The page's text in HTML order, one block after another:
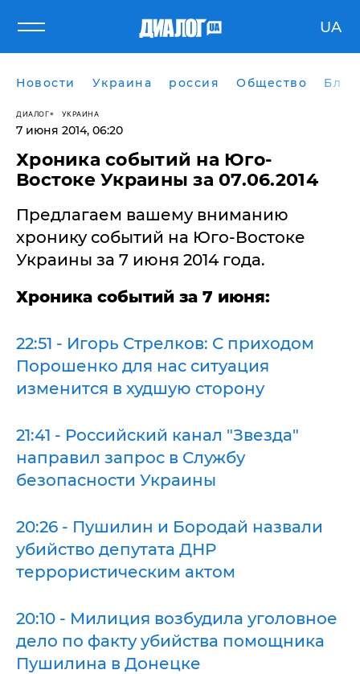
UA
Новости Украина россия Общество
ДИАЛОГ УКРАИНА
7 июня 2014, 06:20
Хроника событий на Юго-
Востоке Украины за 07.06.2014
Предлагаем вашему вниманию
хронику событий на Юго-Востоке
Украины за 7 июня 2014 года.
Хроника событий за 7 июня:
22:51 - Игорь Стрелков: С приходом
Порошенко для нас ситуация
изменится в худшую сторону
21:41 - Российский канал "Звезда"
направил запрос в Службу
безопасности Украины
20:26 - Пушилин и Бородай назвали
убийство депутата ДНР
террористическим актом
20:10 - Милиция возбудила уголовное
дело по факту убийства помощника
Пушилина в Донецке